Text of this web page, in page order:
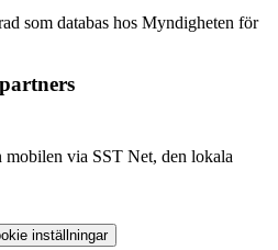
som databas hos Myndigheten för
via SST Net, den lokala
inställningar